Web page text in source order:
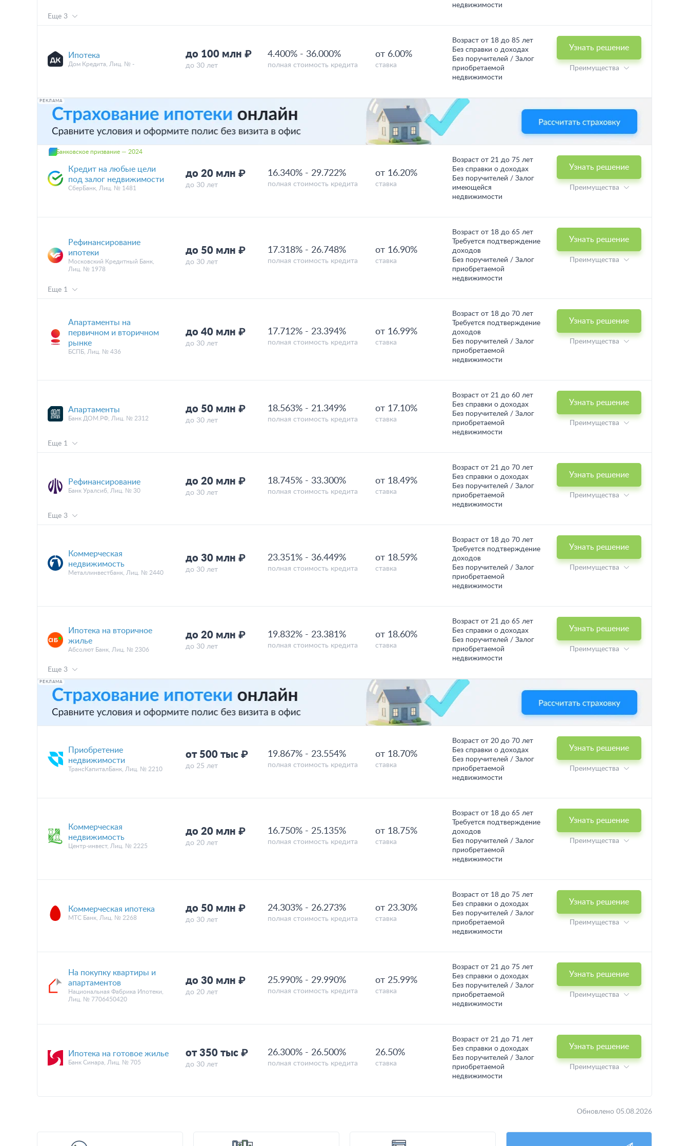
недвижимости
Еще 3
Ипотека
Дом Кредита, Лиц. № -
до 100 млн ₽
до 30 лет
4.400% - 36.000%
полная стоимость кредита
от 6.00%
ставка
Возраст от 18 до 85 лет
Без справки о доходах
Без поручителей / Залог
приобретаемой
недвижимости
Узнать решение
Преимущества
РЕКЛАМА
Банковское призвание — 2024
Кредит на любые цели
под залог недвижимости
СберБанк, Лиц. № 1481
до 20 млн ₽
до 30 лет
16.340% - 29.722%
полная стоимость кредита
от 16.20%
ставка
Возраст от 21 до 75 лет
Без справки о доходах
Без поручителей / Залог
имеющейся
недвижимости
Узнать решение
Преимущества
Рефинансирование
ипотеки
Московский Кредитный Банк,
Лиц. № 1978
до 50 млн ₽
до 30 лет
17.318% - 26.748%
полная стоимость кредита
от 16.90%
ставка
Возраст от 18 до 65 лет
Требуется подтверждение
доходов
Без поручителей / Залог
приобретаемой
недвижимости
Узнать решение
Преимущества
Еще 1
Апартаменты на
первичном и вторичном
рынке
БСПБ, Лиц. № 436
до 40 млн ₽
до 30 лет
17.712% - 23.394%
полная стоимость кредита
от 16.99%
ставка
Возраст от 18 до 70 лет
Требуется подтверждение
доходов
Без поручителей / Залог
приобретаемой
недвижимости
Узнать решение
Преимущества
Апартаменты
Банк ДОМ.РФ, Лиц. № 2312
до 50 млн ₽
до 30 лет
18.563% - 21.349%
полная стоимость кредита
от 17.10%
ставка
Возраст от 21 до 60 лет
Без справки о доходах
Без поручителей / Залог
приобретаемой
недвижимости
Узнать решение
Преимущества
Еще 1
Рефинансирование
Банк Уралсиб, Лиц. № 30
до 20 млн ₽
до 30 лет
18.745% - 33.300%
полная стоимость кредита
от 18.49%
ставка
Возраст от 21 до 70 лет
Без справки о доходах
Без поручителей / Залог
приобретаемой
недвижимости
Узнать решение
Преимущества
Еще 3
Коммерческая
недвижимость
Металлинвестбанк, Лиц. № 2440
до 30 млн ₽
до 30 лет
23.351% - 36.449%
полная стоимость кредита
от 18.59%
ставка
Возраст от 18 до 70 лет
Требуется подтверждение
доходов
Без поручителей / Залог
приобретаемой
недвижимости
Узнать решение
Преимущества
Ипотека на вторичное
жилье
Абсолют Банк, Лиц. № 2306
до 20 млн ₽
до 30 лет
19.832% - 23.381%
полная стоимость кредита
от 18.60%
ставка
Возраст от 21 до 65 лет
Без справки о доходах
Без поручителей / Залог
приобретаемой
недвижимости
Узнать решение
Преимущества
Еще 3
РЕКЛАМА
Приобретение
недвижимости
ТрансКапиталБанк, Лиц. № 2210
от 500 тыс ₽
до 25 лет
19.867% - 23.554%
полная стоимость кредита
от 18.70%
ставка
Возраст от 20 до 70 лет
Без справки о доходах
Без поручителей / Залог
приобретаемой
недвижимости
Узнать решение
Преимущества
Коммерческая
недвижимость
Центр-инвест, Лиц. № 2225
до 20 млн ₽
до 20 лет
16.750% - 25.135%
полная стоимость кредита
от 18.75%
ставка
Возраст от 18 до 65 лет
Требуется подтверждение
доходов
Без поручителей / Залог
приобретаемой
недвижимости
Узнать решение
Преимущества
Коммерческая ипотека
МТС Банк, Лиц. № 2268
до 50 млн ₽
до 30 лет
24.303% - 26.273%
полная стоимость кредита
от 23.30%
ставка
Возраст от 18 до 75 лет
Без справки о доходах
Без поручителей / Залог
приобретаемой
недвижимости
Узнать решение
Преимущества
На покупку квартиры и
апартаментов
Национальная Фабрика Ипотеки,
Лиц. № 7706450420
до 30 млн ₽
до 20 лет
25.990% - 29.990%
полная стоимость кредита
от 25.99%
ставка
Возраст от 21 до 75 лет
Без справки о доходах
Без поручителей / Залог
приобретаемой
недвижимости
Узнать решение
Преимущества
Ипотека на готовое жилье
Банк Синара, Лиц. № 705
от 350 тыс ₽
до 30 лет
26.300% - 26.500%
полная стоимость кредита
26.50%
ставка
Возраст от 21 до 71 лет
Без справки о доходах
Без поручителей / Залог
приобретаемой
недвижимости
Узнать решение
Преимущества
Обновлено 05.08.2026